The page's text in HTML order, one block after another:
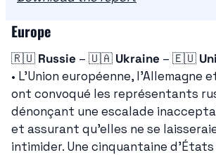
Europe
🇷🇺 Russie – 🇺🇦 Ukraine – 🇪🇺
• L'Union européenne, l'Allemagne
ont convoqué les représentants
dénonçant une escalade
et assurant qu'elles ne se
intimider. Une cinquantaine